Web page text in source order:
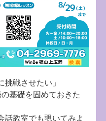
挑戦させたい」
基礎を固めておきた
話教室でも覗いてみよ